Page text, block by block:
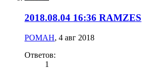
2018.08.04 16:36 RAMZES
РОMАН, 4 авг 2018
Ответов:
1